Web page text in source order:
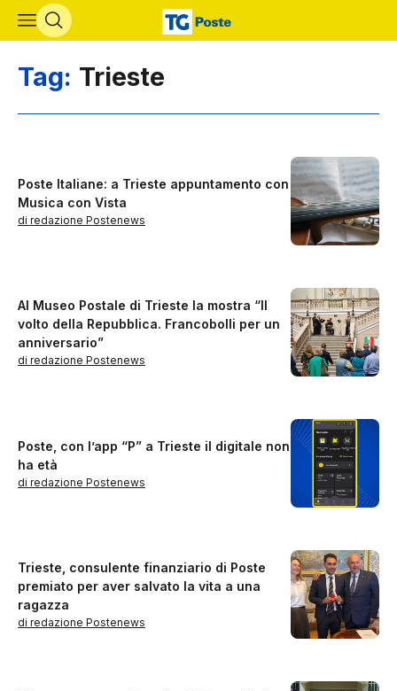
Vai al contenuto principale
Tag: Trieste
Poste Italiane: a Trieste appuntamento con
Musica con Vista
di redazione Postenews
Al Museo Postale di Trieste la mostra “Il
volto della Repubblica. Francobolli per un
anniversario”
di redazione Postenews
Poste, con l’app “P” a Trieste il digitale non
ha età
di redazione Postenews
Trieste, consulente finanziario di Poste
premiato per aver salvato la vita a una
ragazza
di redazione Postenews